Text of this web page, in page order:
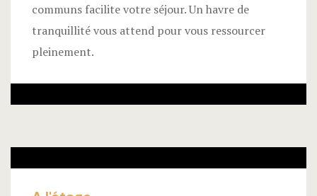
communs facilite votre séjour. Un havre de
tranquillité vous attend pour vous ressourcer
pleinement.